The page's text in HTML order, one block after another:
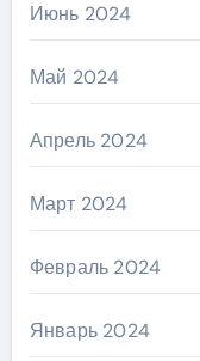
Июнь 2024
Май 2024
Апрель 2024
Март 2024
Февраль 2024
Январь 2024